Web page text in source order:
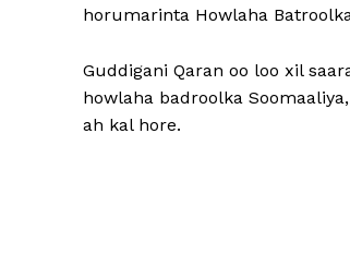
horumarinta Howlaha
Guddigani Qaran oo loo xil
howlaha badroolka
ah kal hore.